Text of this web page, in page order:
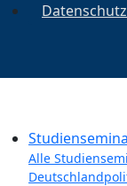
Datenschutz
Alle